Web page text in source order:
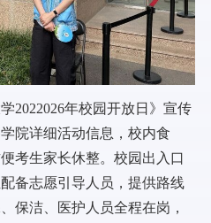
2022026年校园开放日》宣传
院详细活动信息，校内食
考生家长休整。校园出入口
备志愿引导人员，提供路线
保洁、医护人员全程在岗，